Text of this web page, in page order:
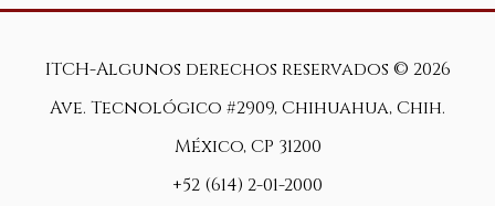
ITCH-Algunos derechos reservados © 2026
Ave. Tecnológico #2909, Chihuahua, Chih.
México, CP 31200
+52 (614) 2-01-2000